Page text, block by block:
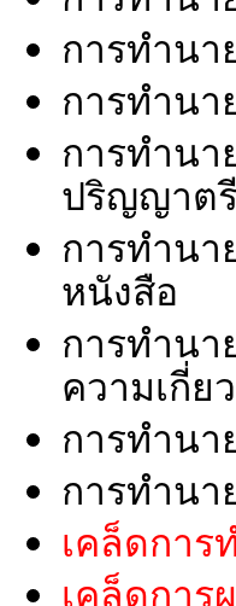
การทำนา
การทำนา
การทำนา
ปริญญาตรี
การทำนา
หนังสือ
การทำนา
ความเกี่ย
การทำนา
การทำนา
เคล็ดการ
เคล็ดการ